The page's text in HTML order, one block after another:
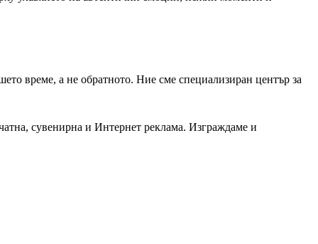
време, а не обратното. Ние сме специализиран център за
сувенирна и Интернет реклама. Изграждаме и